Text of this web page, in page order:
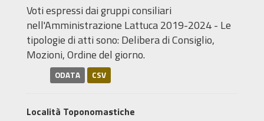
Voti espressi dai gruppi consiliari
nell'Amministrazione Lattuca 2019-2024 - Le
tipologie di atti sono: Delibera di Consiglio,
Mozioni, Ordine del giorno.
ODATA CSV
Località Toponomastiche